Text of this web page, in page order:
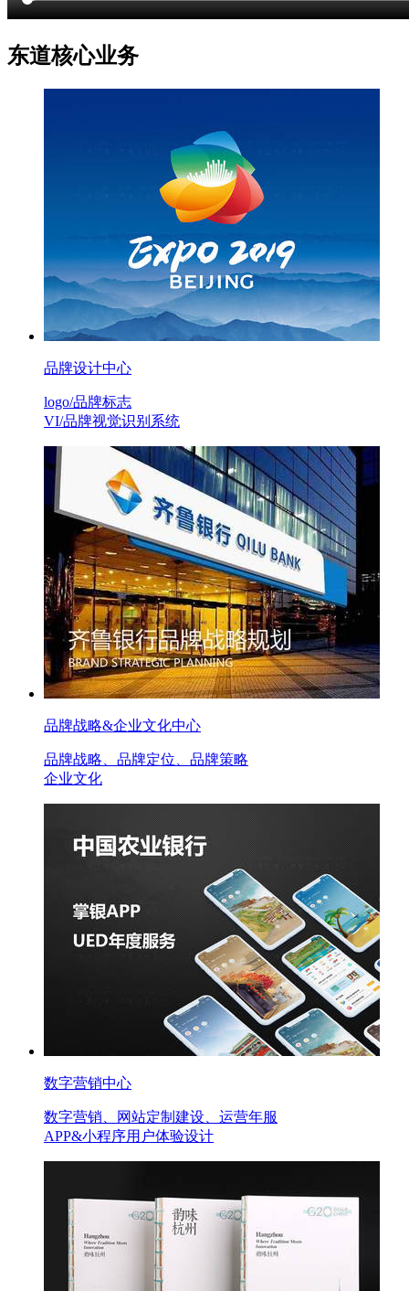
东道核心业务
品牌设计中心
logo/品牌标志
VI/品牌视觉识别系统
品牌战略&企业文化中心
品牌战略、品牌定位、品牌策略
企业文化
数字营销中心
数字营销、网站定制建设、运营年服
APP&小程序用户体验设计